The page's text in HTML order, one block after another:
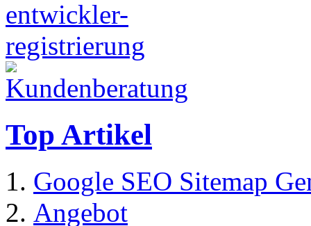
Top Artikel
Google SEO Sitemap
Angebot